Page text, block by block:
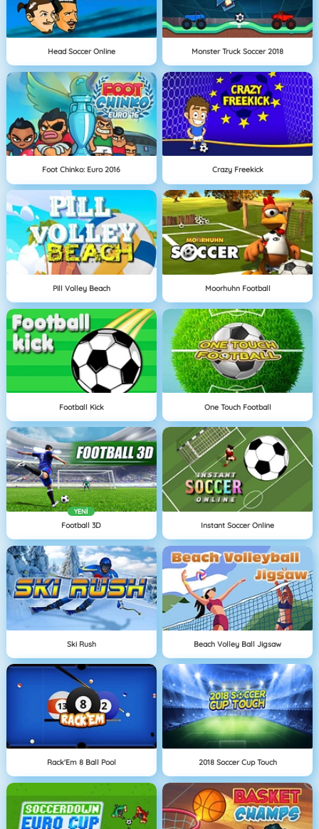
Head Soccer Online Monster Truck Soccer 2018
Foot Chinko: Euro 2016 Crazy Freekick
Pill Volley Beach Moorhuhn Football
Football Kick One Touch Football
YENI
Football 3D Instant Soccer Online
Ski Rush Beach Volley Ball Jigsaw
Rack'Em 8 Ball Pool 2018 Soccer Cup Touch